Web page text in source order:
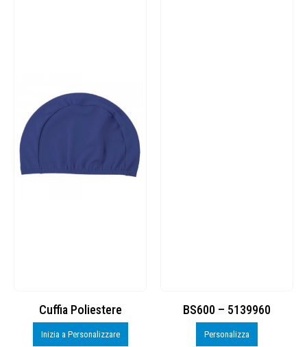
Cuffia Poliestere
Inizia a Personalizzare
BS600 – 5139960
Personalizza